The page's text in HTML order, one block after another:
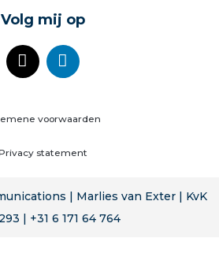
Volg mij op
voorwaarden
statement
| Marlies van Exter | KvK
| +31 6 171 64 764